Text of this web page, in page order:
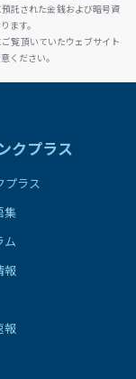
託された金銭および暗号資
ます。
覧頂いていたウェブサイト
ください。
クプラス
プラス
集
ム
報
報